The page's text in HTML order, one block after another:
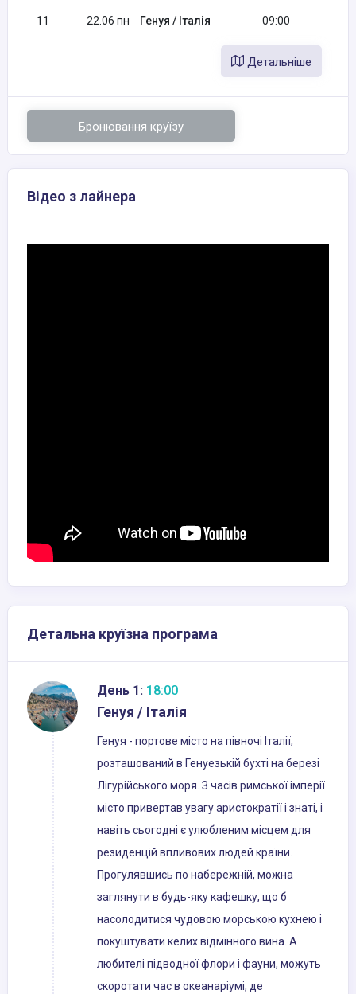
11 22.06 пн Генуя / Італія 09:00
Детальніше
Бронювання круїзу
Відео з лайнера
Детальна круїзна програма
День 1: 18:00
Генуя / Італія
Генуя - портове місто на півночі Італії,
розташований в Генуезькій бухті на березі
Лігурійського моря. З часів римської імперії
місто привертав увагу аристократії і знаті, і
навіть сьогодні є улюбленим місцем для
резиденцій впливових людей країни.
Прогулявшись по набережній, можна
заглянути в будь-яку кафешку, що б
насолодитися чудовою морською кухнею і
покуштувати келих відмінного вина. А
любителі підводної флори і фауни, можуть
скоротати час в океанаріумі, де